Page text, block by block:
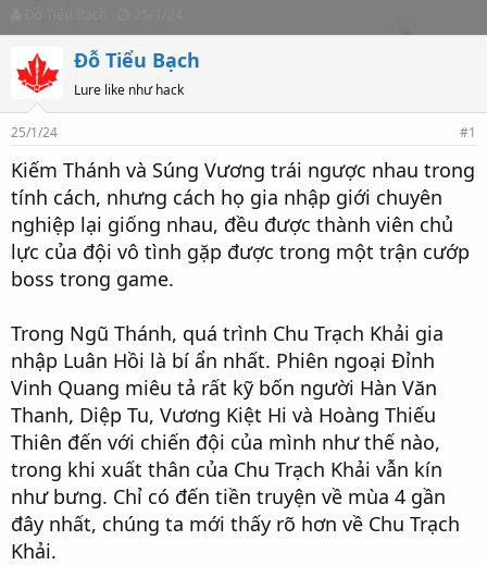
h
e
a
d
s
a
r
t
e
r
t
a
r
t
d
e
Đỗ Tiểu Bạch
Lure like như hack
25/1/24 #1
Kiếm Thánh và Súng Vương trái ngược nhau trong
tính cách, nhưng cách họ gia nhập giới chuyên
nghiệp lại giống nhau, đều được thành viên chủ
lực của đội vô tình gặp được trong một trận cướp
boss trong game.
Trong Ngũ Thánh, quá trình Chu Trạch Khải gia
nhập Luân Hồi là bí ẩn nhất. Phiên ngoại Đỉnh
Vinh Quang miêu tả rất kỹ bốn người Hàn Văn
Thanh, Diệp Tu, Vương Kiệt Hi và Hoàng Thiếu
Thiên đến với chiến đội của mình như thế nào,
trong khi xuất thân của Chu Trạch Khải vẫn kín
như bưng. Chỉ có đến tiền truyện về mùa 4 gần
đây nhất, chúng ta mới thấy rõ hơn về Chu Trạch
Khải.